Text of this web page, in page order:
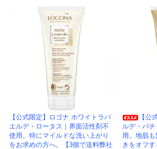
【公式限定】ロゴナ ホワイトラバ
エルデ・ロータス｜界面活性剤不
使用。特にマイルドな洗い上がり
をお求めの方へ。【3個で送料弊社
【公
ルデ・パ
用。地肌
きをオフ